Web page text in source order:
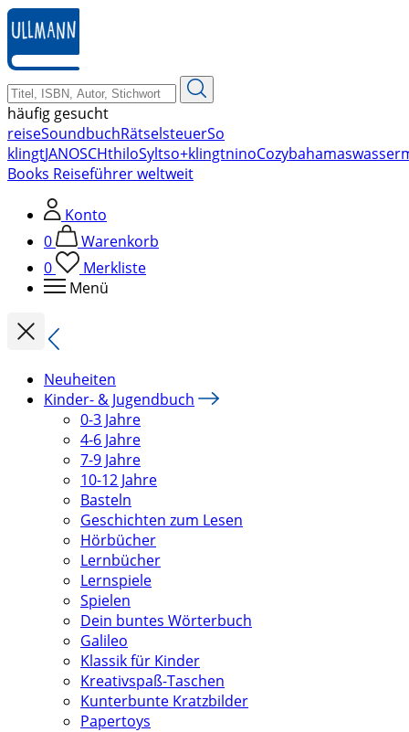
zum
Hauptinhalt
springen
häufig gesucht
reiseSoundbuchRätselsteuerSo
klingtJANOSCHthiloSyltso+klingtninoCozybahamas
Books Reiseführer weltweit
Konto
0
Warenkorb
0
Merkliste
Menü
Neuheiten
Kinder- & Jugendbuch
0-3 Jahre
4-6 Jahre
7-9 Jahre
10-12 Jahre
Basteln
Geschichten zum Lesen
Hörbücher
Lernbücher
Lernspiele
Spielen
Dein buntes Wörterbuch
Galileo
Klassik für Kinder
Kreativspaß-Taschen
Kunterbunte Kratzbilder
Papertoys